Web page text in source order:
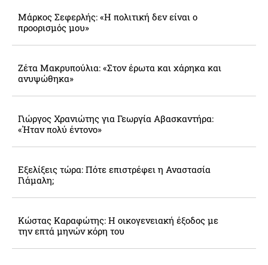
Μάρκος Σεφερλής: «Η πολιτική δεν είναι ο
προορισμός μου»
Ζέτα Μακρυπούλια: «Στον έρωτα και χάρηκα και
ανυψώθηκα»
Γιώργος Χρανιώτης για Γεωργία Αβασκαντήρα:
«Ήταν πολύ έντονο»
Εξελίξεις τώρα: Πότε επιστρέφει η Αναστασία
Γιάμαλη;
Κώστας Καραφώτης: Η οικογενειακή έξοδος με
την επτά μηνών κόρη του